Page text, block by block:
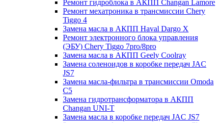
Ремонт гидроблока в АКПП Changan Lamore
Ремонт мехатроника в трансмиссии Chery
Tiggo 4
Замена масла в АКПП Haval Dargo X
Ремонт электронного блока управления
(ЭБУ) Chery Tiggo 7pro/8pro
Замена масла в АКПП Geely Coolray
Замена соленоидов в коробке передач JAC
JS7
Замена масла-фильтра в трансмиссии Omoda
C5
Замена гидротрансформатора в АКПП
Changan UNI-T
Замена масла в коробке передач JAC JS7